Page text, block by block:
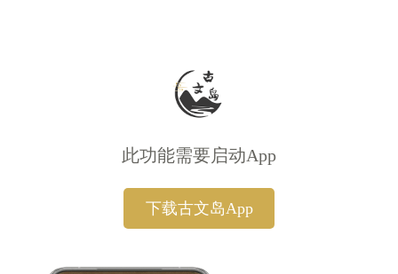
此功能需要启动App
下载古文岛App